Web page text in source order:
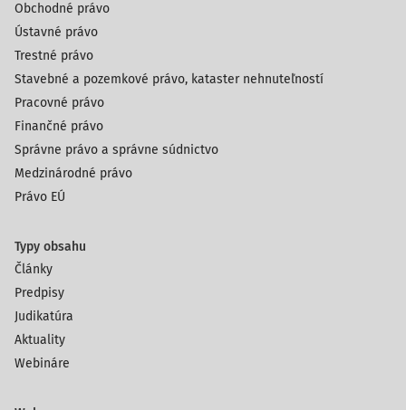
Obchodné právo
Ústavné právo
Trestné právo
Stavebné a pozemkové právo, kataster nehnuteľností
Pracovné právo
Finančné právo
Správne právo a správne súdnictvo
Medzinárodné právo
Právo EÚ
Typy obsahu
Články
Predpisy
Judikatúra
Aktuality
Webináre